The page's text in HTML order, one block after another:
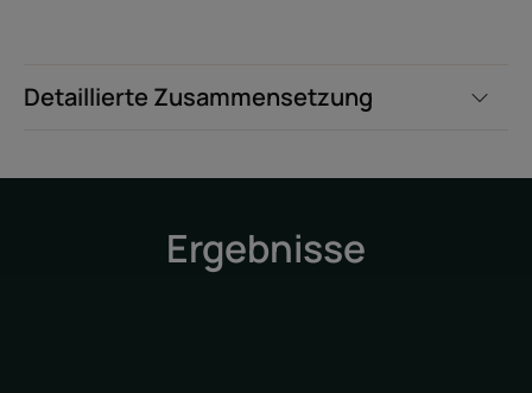
Detaillierte Zusammensetzung
Ergebnisse